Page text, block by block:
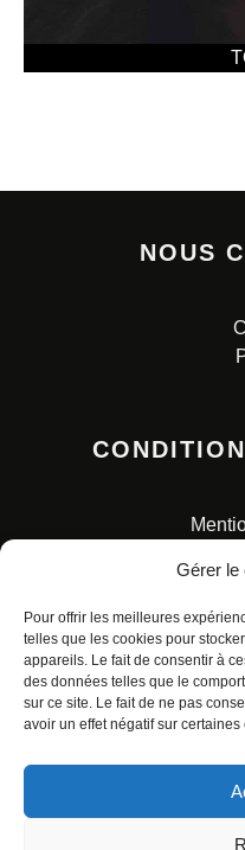
Gérer le
Pour offrir les meilleures
telles que les cookies pour
appareils. Le fait de consentir à
des données telles que le
sur ce site. Le fait de ne pas
avoir un effet négatif sur
NOUS
Charte pour la
© ALL RIGHTS